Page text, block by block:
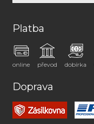
Platba
online převod dobírka
Doprava